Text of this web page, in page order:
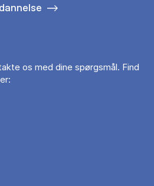
os med dine spørgsmål. Find